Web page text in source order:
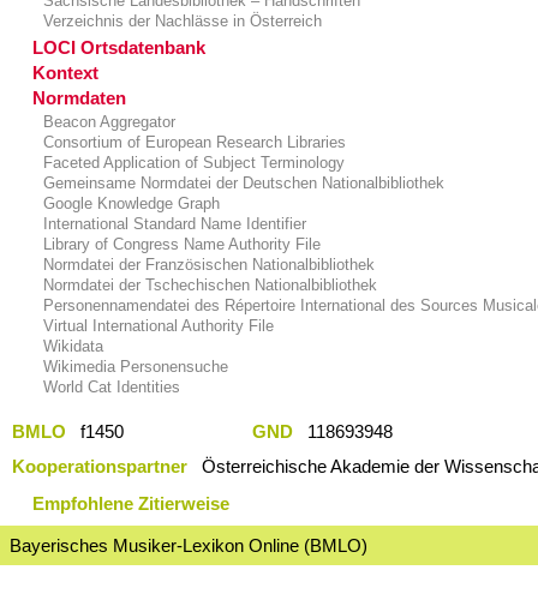
Verzeichnis der Nachlässe in Österreich
LOCI Ortsdatenbank
Kontext
Normdaten
Beacon Aggregator
Consortium of European Research Libraries
Faceted Application of Subject Terminology
Gemeinsame Normdatei der Deutschen Nationalbibliothek
Google Knowledge Graph
International Standard Name Identifier
Library of Congress Name Authority File
Normdatei der Französischen Nationalbibliothek
Normdatei der Tschechischen Nationalbibliothek
Personennamendatei des Répertoire International des Sources
Virtual International Authority File
Wikidata
Wikimedia Personensuche
World Cat Identities
BMLO f1450 GND
118693948
Kooperationspartner
Österreichische Akademie der
Empfohlene Zitierweise
Bayerisches Musiker-Lexikon Online (BMLO)